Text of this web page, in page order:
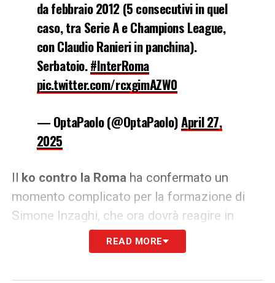
da febbraio 2012 (5 consecutivi in quel
caso, tra Serie A e Champions League,
con Claudio Ranieri in panchina).
Serbatoio.#InterRoma
pic.twitter.com/rcxgimAZW0
— OptaPaolo (@OptaPaolo)April 27,
2025
Il ko contro la Roma ha confermato un
momento complicato per la formazione di
Simone Inzaghi, che ora dovrà reagire in
fretta per non compromettere il finale di
stagione. Il dato sottolinea come l’Inter,
READ MORE